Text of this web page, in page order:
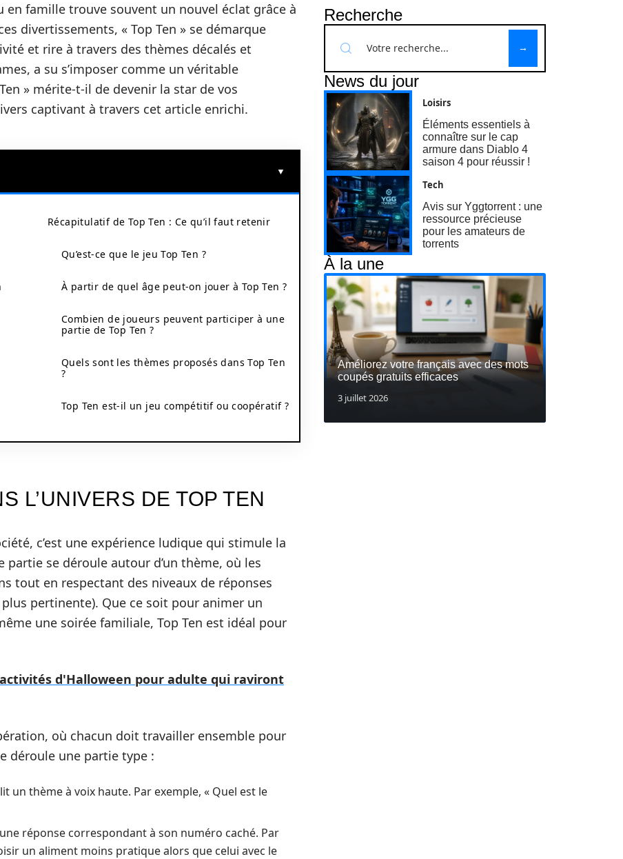
en famille trouve souvent un nouvel éclat grâce à
divertissements, « Top Ten » se démarque
et rire à travers des thèmes décalés et
a su s’imposer comme un véritable
» mérite-t-il de devenir la star de vos
captivant à travers cet article enrichi.
Récapitulatif de Top Ten : Ce qu’il faut retenir
Qu’est-ce que le jeu Top Ten ?
À partir de quel âge peut-on jouer à Top Ten ?
Combien de joueurs peuvent participer à une
partie de Top Ten ?
Quels sont les thèmes proposés dans Top Ten
?
Top Ten est-il un jeu compétitif ou coopératif ?
L’UNIVERS DE TOP TEN
c’est une expérience ludique qui stimule la
partie se déroule autour d’un thème, où les
tout en respectant des niveaux de réponses
pertinente). Que ce soit pour animer un
une soirée familiale, Top Ten est idéal pour
d'Halloween pour adulte qui raviront
où chacun doit travailler ensemble pour
déroule une partie type :
un thème à voix haute. Par exemple, « Quel est le
réponse correspondant à son numéro caché. Par
un aliment moins pratique alors que celui avec le
Recherche
News du jour
Loisirs
Éléments essentiels à
connaître sur le cap
armure dans Diablo 4
saison 4 pour réussir !
Tech
Avis sur Yggtorrent : une
ressource précieuse
pour les amateurs de
torrents
À la une
Améliorez votre français avec des mots
coupés gratuits efficaces
3 juillet 2026